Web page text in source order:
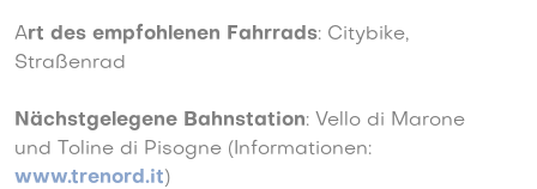
Art des empfohlenen Fahrrads: Citybike,
Straßenrad
Nächstgelegene Bahnstation: Vello di Marone
und Toline di Pisogne (Informationen:
www.trenord.it)